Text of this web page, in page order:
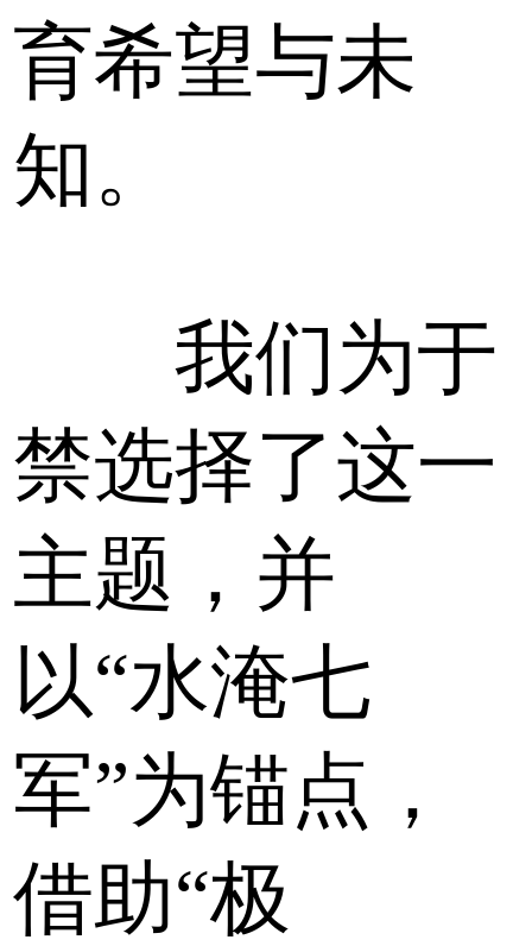
育希望与未
知。
我们为于
禁选择了这一
主题，并
以“水淹七
军”为锚点，
借助“极